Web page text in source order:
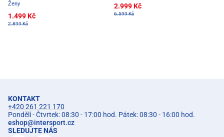
Ženy
1.499 Kč
2.899 Kč
2.999 Kč
6.599 Kč
KONTAKT
+420 261 221 170
Pondělí - Čtvrtek: 08:30 - 17:00 hod. Pátek: 08:30 - 16:00 hod.
eshop@intersport.cz
SLEDUJTE NÁS